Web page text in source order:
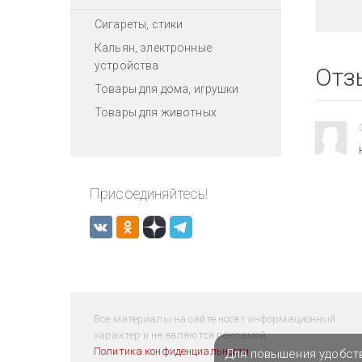
Сигареты, стики
Кальян, электронные
устройства
Товары для дома, игрушки
Товары для животных
Присоединяйтесь!
Все материалы на сайте носят информационный
характер и не являются рекламой.
Политика конфиденциальностиДля повышения